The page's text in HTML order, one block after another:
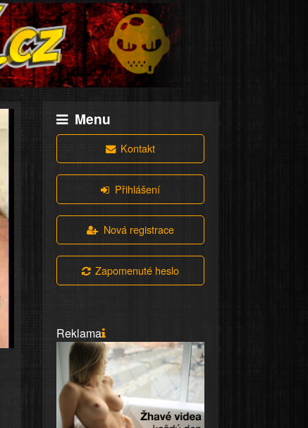
Menu
Kontakt
Přihlášení
Nová registrace
Zapomenuté heslo
Reklama